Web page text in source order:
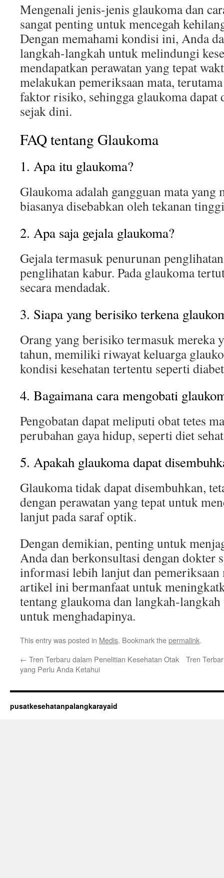
Mengenali jenis-jenis glaukoma dan
sangat penting untuk mencegah
Dengan memahami kondisi ini, Anda
langkah-langkah untuk melindungi
mendapatkan perawatan yang tepat
melakukan pemeriksaan mata,
faktor risiko, sehingga glaukoma dapat
sejak dini.
FAQ tentang Glaukoma
1. Apa itu glaukoma?
Glaukoma adalah gangguan mata yang
biasanya disebabkan oleh tekanan
2. Apa saja gejala glaukoma?
Gejala termasuk penurunan
penglihatan kabur. Pada glaukoma
secara mendadak.
3. Siapa yang berisiko terkena
Orang yang berisiko termasuk mereka
tahun, memiliki riwayat keluarga
kondisi kesehatan tertentu seperti
4. Bagaimana cara mengobati
Pengobatan dapat meliputi obat tetes
perubahan gaya hidup, seperti diet
5. Apakah glaukoma dapat
Glaukoma tidak dapat disembuhkan,
dengan perawatan yang tepat untuk
lanjut pada saraf optik.
Dengan demikian, penting untuk
Anda dan berkonsultasi dengan dokter
informasi lebih lanjut dan pemeriksaan
artikel ini bermanfaat untuk
tentang glaukoma dan langkah-
untuk menghadapinya.
This entry was posted in Medis. Bookmark thepermalink.
← Tren Terbaru dalam Penelitian Kesehatan Otak
yang Perlu Anda Ketahui
Tren
pusatkesehatanpalangkarayaid